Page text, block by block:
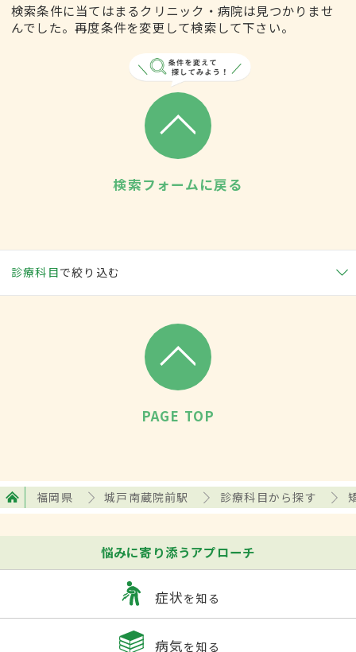
検索条件に当てはまるクリニック・病院は見つかりませ
んでした。再度条件を変更して検索して下さい。
検索フォームに戻る
診療科目で絞り込む
PAGE TOP
福岡県 城戸南蔵院前駅 診療科目から探す
悩みに寄り添うアプローチ
症状を知る
病気を知る